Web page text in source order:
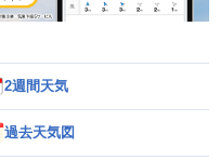
2週間天気
過去天気図